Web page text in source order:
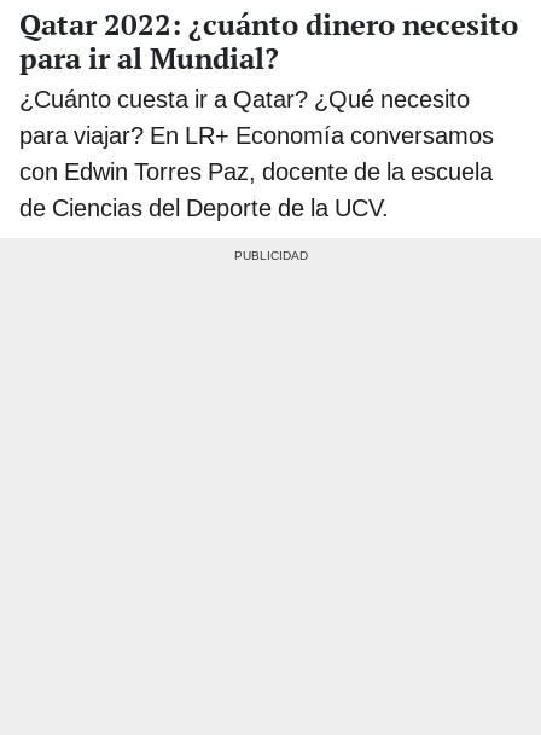
Qatar 2022: ¿cuánto dinero necesito
para ir al Mundial?
¿Cuánto cuesta ir a Qatar? ¿Qué necesito
para viajar? En LR+ Economía conversamos
con Edwin Torres Paz, docente de la escuela
de Ciencias del Deporte de la UCV.